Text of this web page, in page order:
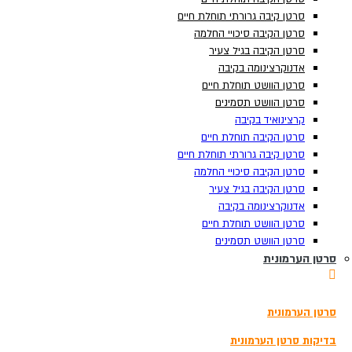
סרטן קיבה גרורתי תוחלת חיים
סרטן הקיבה סיכויי החלמה
סרטן הקיבה בגיל צעיר
אדנוקרצינומה בקיבה
סרטן הוושט תוחלת חיים
סרטן הוושט תסמינים
קרצינואיד בקיבה
סרטן הקיבה תוחלת חיים
סרטן קיבה גרורתי תוחלת חיים
סרטן הקיבה סיכויי החלמה
סרטן הקיבה בגיל צעיר
אדנוקרצינומה בקיבה
סרטן הוושט תוחלת חיים
סרטן הוושט תסמינים
סרטן הערמונית
סרטן הערמונית
בדיקות סרטן הערמונית
תוצאות
צפה בכל התוצאות
הזמנת בדיקה
3180*
בדיקת סקר לגילוי מוקדם של סרטן
סרטן קיבה גרורתי תוחלת חיים
סרטן הקיבה סיכויי החלמה
סרטן הקיבה בגיל צעיר
אדנוקרצינומה בקיבה
סרטן הוושט תוחלת חיים
סרטן הוושט תסמינים
קרצינואיד בקיבה
סרטן הקיבה תוחלת חיים
סרטן קיבה גרורתי תוחלת חיים
סרטן הקיבה סיכויי החלמה
סרטן הקיבה בגיל צעיר
אדנוקרצינומה בקיבה
סרטן הוושט תוחלת חיים
סרטן הוושט תסמינים
סרטן הערמונית
סרטן הערמונית
בדיקות סרטן הערמונית